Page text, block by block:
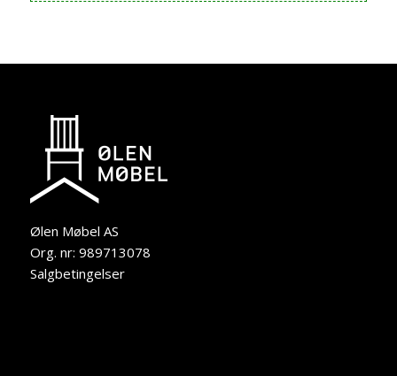
Ølen Møbel AS
Org. nr: 989713078
Salgbetingelser